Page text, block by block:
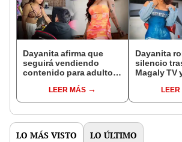
Dayanita afirma que
seguirá vendiendo
contenido para adultos
"Siempre ha sido mi
sueño"
LEER MÁS
Dayanita
silencio
Magaly TV
con
“Estoy
LO MÁS VISTO LO ÚLTIMO